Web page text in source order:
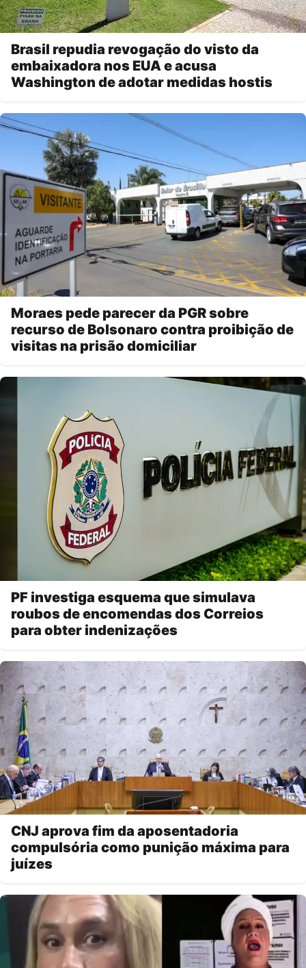
Brasil repudia revogação do visto da
embaixadora nos EUA e acusa
Washington de adotar medidas hostis
Moraes pede parecer da PGR sobre
recurso de Bolsonaro contra proibição de
visitas na prisão domiciliar
PF investiga esquema que simulava
roubos de encomendas dos Correios
para obter indenizações
CNJ aprova fim da aposentadoria
compulsória como punição máxima para
juízes